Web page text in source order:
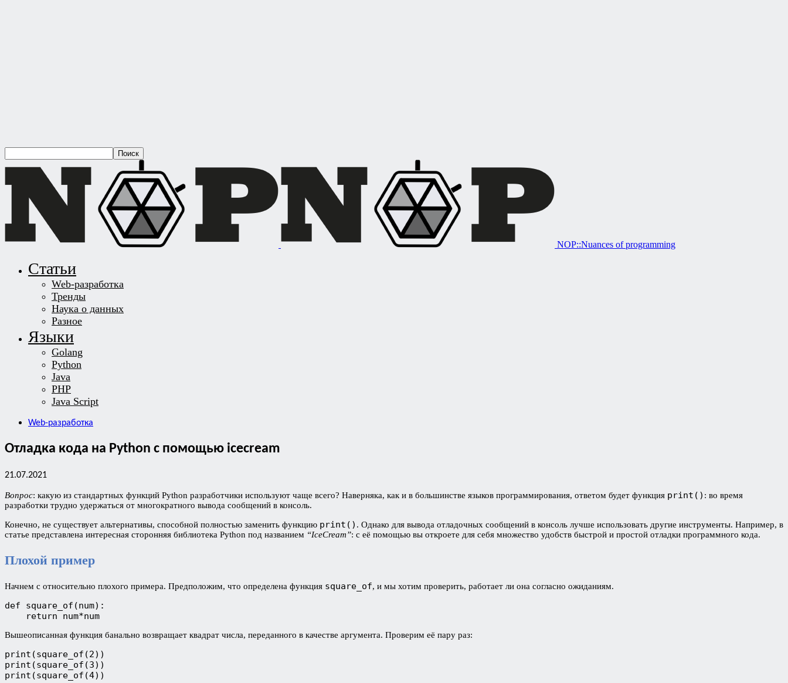
NOP::Nuances of programming
Статьи
Web-разработка
Тренды
Наука о данных
Разное
Языки
Golang
Python
Java
PHP
Java Script
Web-разработка
Отладка кода на Python с помощью icecream
21.07.2021
Вопрос: какую из стандартных функций Python разработчики используют чаще всего? Наверняка, как и в большинстве языков программирования, ответом будет функция print() : во время
разработки трудно удержаться от многократного вывода сообщений в консоль.
Конечно, не существует альтернативы, способной полностью заменить функцию print() . Однако для вывода отладочных сообщений в консоль лучше использовать другие инструменты. Например, в
статье представлена интересная сторонняя библиотека Python под названием “IceCream”: с её помощью вы откроете для себя множество удобств быстрой и простой отладки программного кода.
Плохой пример
Начнем с относительно плохого примера. Предположим, что определена функция square_of, и мы хотим проверить, работает ли она согласно ожиданиям.
def square_of(num):
    return num*num
Вышеописанная функция банально возвращает квадрат числа, переданного в качестве аргумента. Проверим её пару раз:
print(square_of(2))
print(square_of(3))
print(square_of(4))